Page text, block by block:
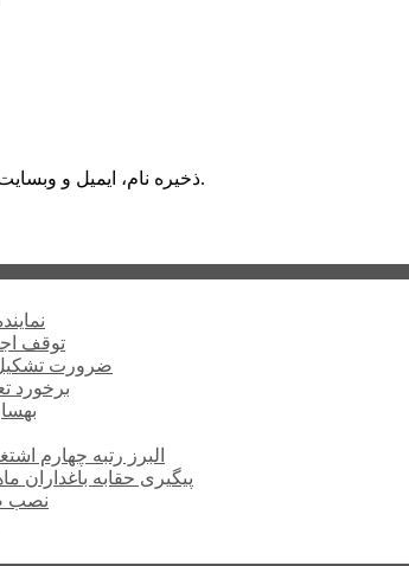
ذخیره نام، ایمیل و وبسایت من در مرورگر برای زمانی که دوباره دیدگاهی می‌نویسم.
توقف
ضرورت تشکیل
برخورد
بهسازی ۸۵ موتورخانه در
البرز رتبه چهارم اشتغال صنعتی
پیگیری حقابه باغداران
نصب